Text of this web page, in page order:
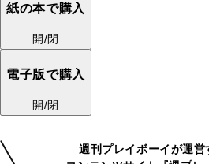
紙の本で購入
開/閉
電子版で購入
開/閉
週刊プレイボーイが運営